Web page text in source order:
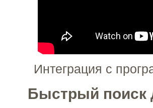
Интеграция с
Быстрый поиск